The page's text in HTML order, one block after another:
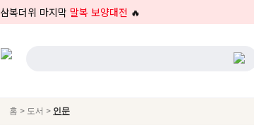
삼복더위 마지막 말복 보양대전 🔥
홈 > 도서 > 인문